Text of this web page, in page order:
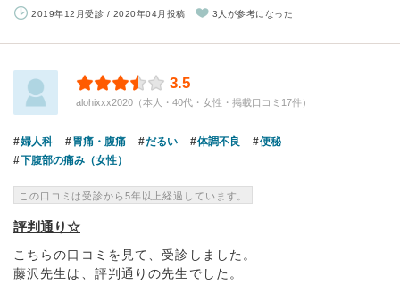
2019年12月受診 / 2020年04月投稿 3人が参考になった
3.5
alohixxx2020（本人・40代・女性・掲載口コミ17件）
婦人科 胃痛・腹痛 だるい 体調不良
便秘
下腹部の痛み（女性）
この口コミは受診から5年以上経過しています。
評判通り☆
こちらの口コミを見て、受診しました。
藤沢先生は、評判通りの先生でした。